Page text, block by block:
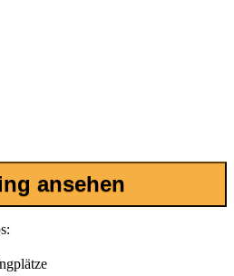
ansehen